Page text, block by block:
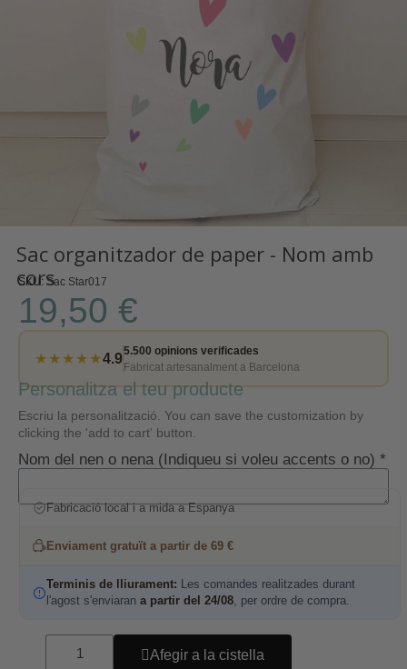
Sac organitzador de paper - Nom amb
cors
SKU Sac Star017
19,50 €
★★★★★4.9
5.500 opinions verificades
Fabricat artesanalment a Barcelona
Personalitza el teu producte
Escriu la personalització. You can save the customization by
clicking the 'add to cart' button.
Nom del nen o nena (Indiqueu si voleu accents o no) *
Fabricació local i a mida a Espanya
Enviament gratuït a partir de 69 €
Terminis de lliurament: Les comandes realitzades durant
l'agost s'enviaran a partir del 24/08, per ordre de compra.
Afegir a la cistella